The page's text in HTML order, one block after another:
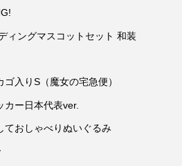
ィングマスコットセット 和装
入りS（魔女の宅急便）
ー日本代表ver.
おしゃべりぬいぐるみ